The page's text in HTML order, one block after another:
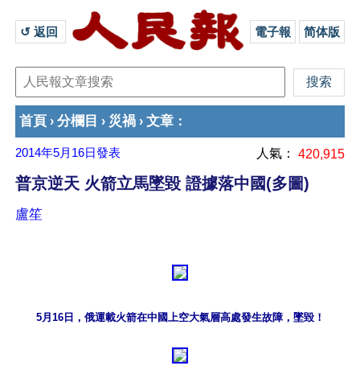
↺ 返回 電子報 简体版
首頁 › 分欄目 › 災禍 › 文章 ：
2014年5月16日發表 人氣： 420,915
普京逆天 火箭立馬墜毀 證據落中國(多圖)
盧笙
5月16日，俄運載火箭在中國上空大氣層高處發生故障，墜毀！